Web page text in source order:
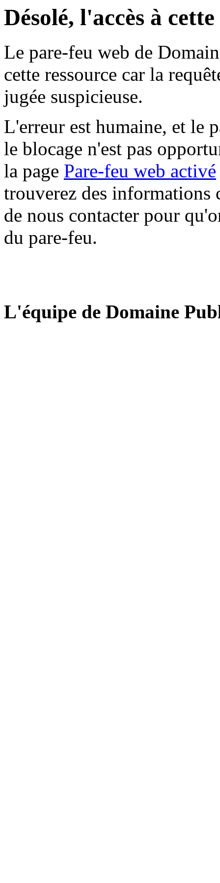
Désolé, l'accès à
Le pare-feu web de
cette ressource car la
jugée suspicieuse.
L'erreur est humaine, et le
le blocage n'est pas
la page Pare-feu web activé
trouverez des informations
de nous contacter pour
du pare-feu.
L'équipe de Domaine